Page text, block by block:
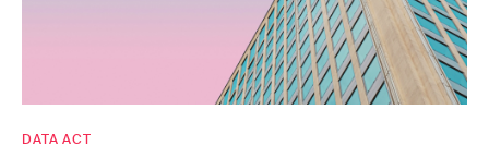
DATA ACT